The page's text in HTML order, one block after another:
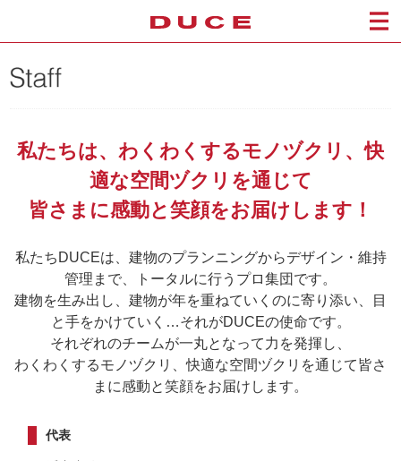
私たちは、わくわくするモノヅクリ、快
適な空間ヅクリを通じて
皆さまに感動と笑顔をお届けします！
私たちDUCEは、建物のプランニングからデザイン・維持
管理まで、トータルに行うプロ集団です。
建物を生み出し、建物が年を重ねていくのに寄り添い、目
と手をかけていく…それがDUCEの使命です。
それぞれのチームが一丸となって力を発揮し、
わくわくするモノヅクリ、快適な空間ヅクリを通じて皆さ
まに感動と笑顔をお届けします。
代表